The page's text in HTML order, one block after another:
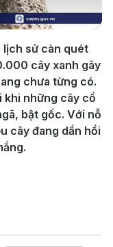
lịch sử càn quét
cây xanh gãy
chưa từng có.
khi những cây cổ
bật gốc. Với nỗ
cây đang dần hồi